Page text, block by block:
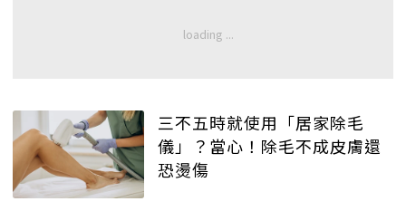
三不五時就使用「居家除毛
儀」？當心！除毛不成皮膚還
恐燙傷